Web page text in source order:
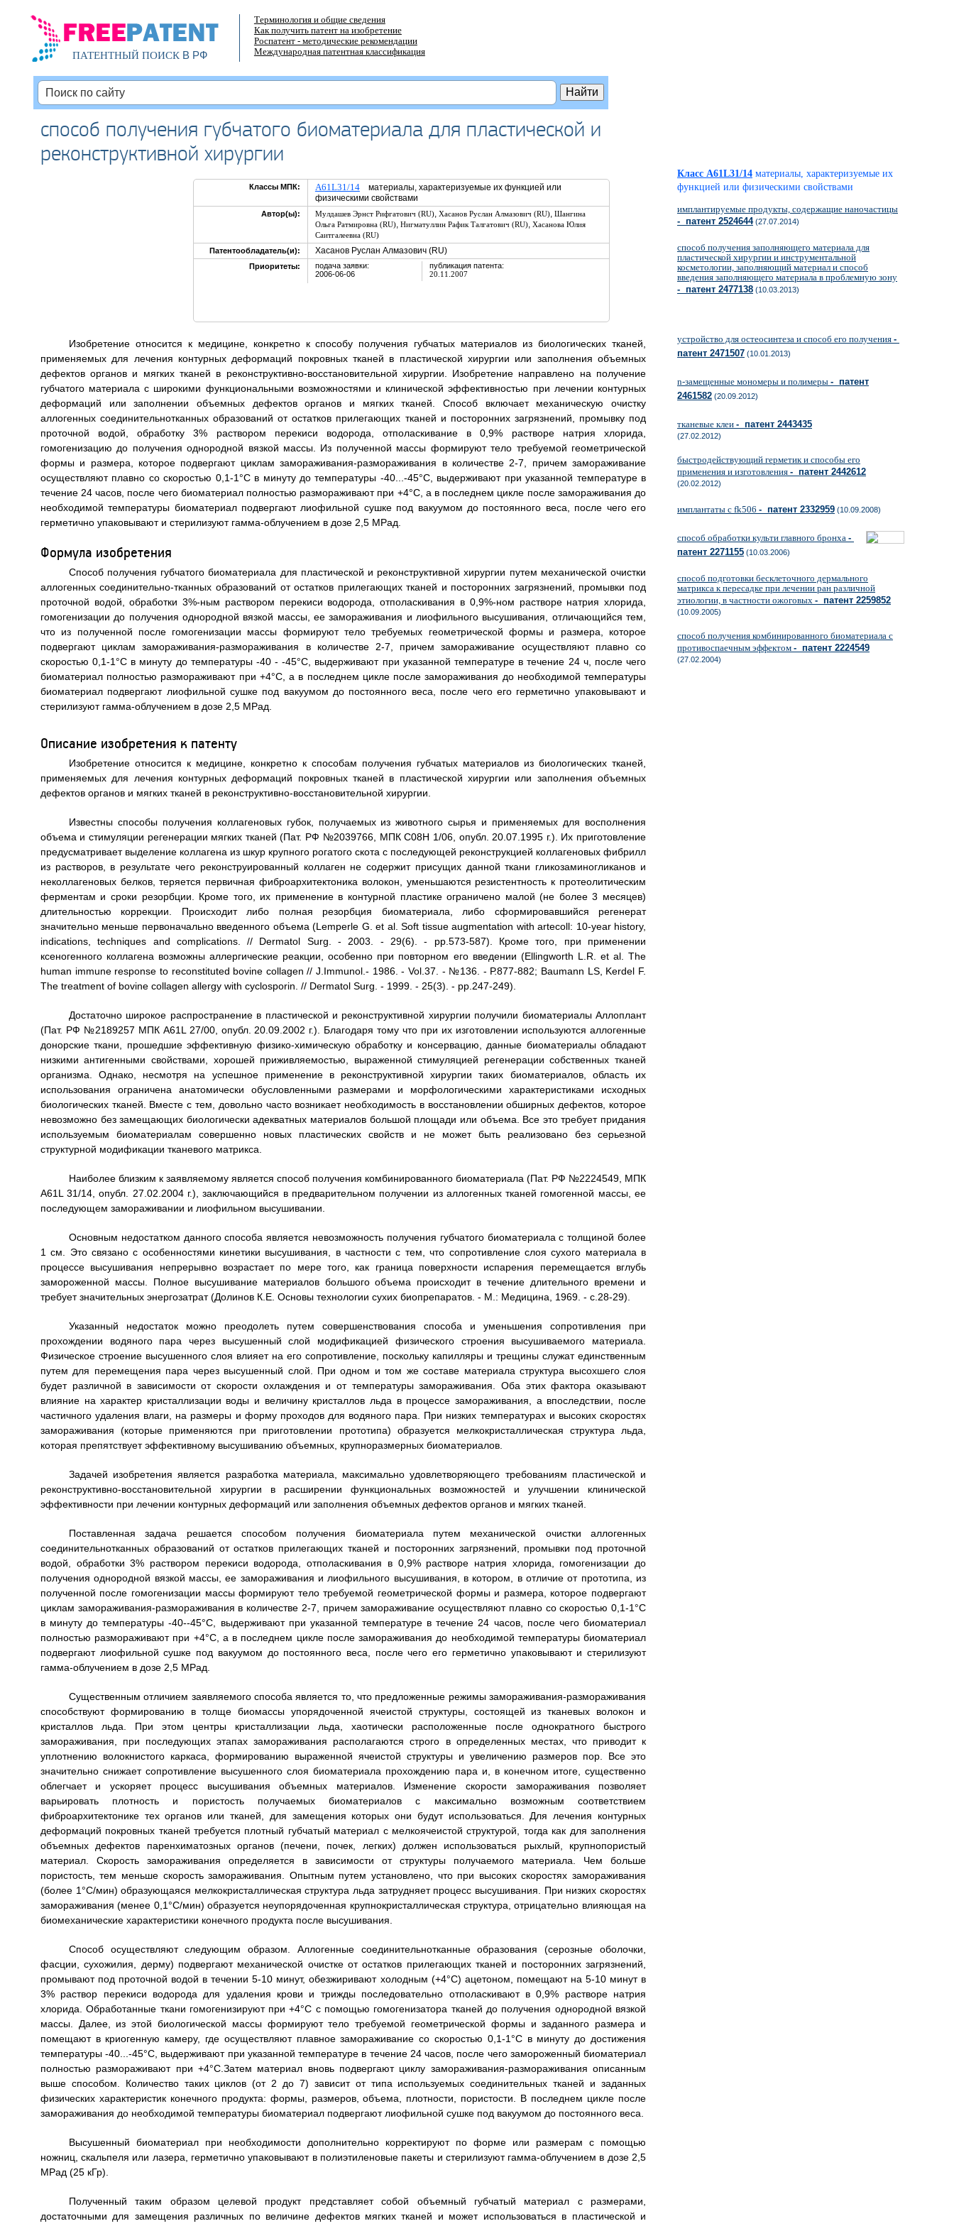
ПАТЕНТНЫЙ ПОИСКВ РФ
Терминология и общие сведения
Как получить патент на изобретение
Роспатент - методические рекомендации
Международная патентная классификация
способ получения губчатого биоматериала для пластической и
реконструктивной хирургии
Классы МПК: A61L31/14материалы, характеризуемые их функцией или
физическими свойствами
Автор(ы): Мулдашев Эрнст Рифгатович (RU), Хасанов Руслан Алмазович (RU), Шангина
Ольга Ратмировна (RU), Нигматуллин Рафик Талгатович (RU), Хасанова Юлия
Саитгалеевна (RU)
Патентообладатель(и):
Хасанов Руслан Алмазович (RU)
Приоритеты:
подача заявки:
2006-06-06
публикация патента:
20.11.2007
Изобретение относится к медицине, конкретно к способу получения губчатых материалов из биологических тканей,
применяемых для лечения контурных деформаций покровных тканей в пластической хирургии или заполнения объемных
дефектов органов и мягких тканей в реконструктивно-восстановительной хирургии. Изобретение направлено на получение
губчатого материала с широкими функциональными возможностями и клинической эффективностью при лечении контурных
деформаций или заполнении объемных дефектов органов и мягких тканей. Способ включает механическую очистку
аллогенных соединительнотканных образований от остатков прилегающих тканей и посторонних загрязнений, промывку под
проточной водой, обработку 3% раствором перекиси водорода, отполаскивание в 0,9% растворе натрия хлорида,
гомогенизацию до получения однородной вязкой массы. Из полученной массы формируют тело требуемой геометрической
формы и размера, которое подвергают циклам замораживания-размораживания в количестве 2-7, причем замораживание
осуществляют плавно со скоростью 0,1-1°С в минуту до температуры -40...-45°С, выдерживают при указанной температуре в
течение 24 часов, после чего биоматериал полностью размораживают при +4°С, а в последнем цикле после замораживания до
необходимой температуры биоматериал подвергают лиофильной сушке под вакуумом до постоянного веса, после чего его
герметично упаковывают и стерилизуют гамма-облучением в дозе 2,5 МРад.
Формула изобретения
Способ получения губчатого биоматериала для пластической и реконструктивной хирургии путем механической очистки
аллогенных соединительно-тканных образований от остатков прилегающих тканей и посторонних загрязнений, промывки под
проточной водой, обработки 3%-ным раствором перекиси водорода, отполаскивания в 0,9%-ном растворе натрия хлорида,
гомогенизации до получения однородной вязкой массы, ее замораживания и лиофильного высушивания, отличающийся тем,
что из полученной после гомогенизации массы формируют тело требуемых геометрической формы и размера, которое
подвергают циклам замораживания-размораживания в количестве 2-7, причем замораживание осуществляют плавно со
скоростью 0,1-1°С в минуту до температуры -40 - -45°С, выдерживают при указанной температуре в течение 24 ч, после чего
биоматериал полностью размораживают при +4°С, а в последнем цикле после замораживания до необходимой температуры
биоматериал подвергают лиофильной сушке под вакуумом до постоянного веса, после чего его герметично упаковывают и
стерилизуют гамма-облучением в дозе 2,5 МРад.
Описание изобретения к патенту
Изобретение относится к медицине, конкретно к способам получения губчатых материалов из биологических тканей,
применяемых для лечения контурных деформаций покровных тканей в пластической хирургии или заполнения объемных
дефектов органов и мягких тканей в реконструктивно-восстановительной хирургии.
Известны способы получения коллагеновых губок, получаемых из животного сырья и применяемых для восполнения
объема и стимуляции регенерации мягких тканей (Пат. РФ №2039766, МПК С08Н 1/06, опубл. 20.07.1995 г.). Их приготовление
предусматривает выделение коллагена из шкур крупного рогатого скота с последующей реконструкцией коллагеновых фибрилл
из растворов, в результате чего реконструированный коллаген не содержит присущих данной ткани гликозаминогликанов и
неколлагеновых белков, теряется первичная фиброархитектоника волокон, уменьшаются резистентность к протеолитическим
ферментам и сроки резорбции. Кроме того, их применение в контурной пластике ограничено малой (не более 3 месяцев)
длительностью коррекции. Происходит либо полная резорбция биоматериала, либо сформировавшийся регенерат
значительно меньше первоначально введенного объема (Lemperle G. et al. Soft tissue augmentation with artecoll: 10-year history,
indications, techniques and complications. // Dermatol Surg. - 2003. - 29(6). - pp.573-587). Кроме того, при применении
ксеногенного коллагена возможны аллергические реакции, особенно при повторном его введении (Ellingworth L.R. et al. The
human immune response to reconstituted bovine collagen // J.Immunol.- 1986. - Vol.37. - №136. - Р.877-882; Baumann LS, Kerdel F.
The treatment of bovine collagen allergy with cyclosporin. // Dermatol Surg. - 1999. - 25(3). - pp.247-249).
Достаточно широкое распространение в пластической и реконструктивной хирургии получили биоматериалы Аллоплант
(Пат. РФ №2189257 МПК A61L 27/00, опубл. 20.09.2002 г.). Благодаря тому что при их изготовлении используются аллогенные
донорские ткани, прошедшие эффективную физико-химическую обработку и консервацию, данные биоматериалы обладают
низкими антигенными свойствами, хорошей приживляемостью, выраженной стимуляцией регенерации собственных тканей
организма. Однако, несмотря на успешное применение в реконструктивной хирургии таких биоматериалов, область их
использования ограничена анатомически обусловленными размерами и морфологическими характеристиками исходных
биологических тканей. Вместе с тем, довольно часто возникает необходимость в восстановлении обширных дефектов, которое
невозможно без замещающих биологически адекватных материалов большой площади или объема. Все это требует придания
используемым биоматериалам совершенно новых пластических свойств и не может быть реализовано без серьезной
структурной модификации тканевого матрикса.
Наиболее близким к заявляемому является способ получения комбинированного биоматериала (Пат. РФ №2224549, МПК
A61L 31/14, опубл. 27.02.2004 г.), заключающийся в предварительном получении из аллогенных тканей гомогенной массы, ее
последующем замораживании и лиофильном высушивании.
Основным недостатком данного способа является невозможность получения губчатого биоматериала с толщиной более
1 см. Это связано с особенностями кинетики высушивания, в частности с тем, что сопротивление слоя сухого материала в
процессе высушивания непрерывно возрастает по мере того, как граница поверхности испарения перемещается вглубь
замороженной массы. Полное высушивание материалов большого объема происходит в течение длительного времени и
требует значительных энергозатрат (Долинов К.Е. Основы технологии сухих биопрепаратов. - М.: Медицина, 1969. - с.28-29).
Указанный недостаток можно преодолеть путем совершенствования способа и уменьшения сопротивления при
прохождении водяного пара через высушенный слой модификацией физического строения высушиваемого материала.
Физическое строение высушенного слоя влияет на его сопротивление, поскольку капилляры и трещины служат единственным
путем для перемещения пара через высушенный слой. При одном и том же составе материала структура высохшего слоя
будет различной в зависимости от скорости охлаждения и от температуры замораживания. Оба этих фактора оказывают
влияние на характер кристаллизации воды и величину кристаллов льда в процессе замораживания, а впоследствии, после
частичного удаления влаги, на размеры и форму проходов для водяного пара. При низких температурах и высоких скоростях
замораживания (которые применяются при приготовлении прототипа) образуется мелкокристаллическая структура льда,
которая препятствует эффективному высушиванию объемных, крупноразмерных биоматериалов.
Задачей изобретения является разработка материала, максимально удовлетворяющего требованиям пластической и
реконструктивно-восстановительной хирургии в расширении функциональных возможностей и улучшении клинической
эффективности при лечении контурных деформаций или заполнения объемных дефектов органов и мягких тканей.
Поставленная задача решается способом получения биоматериала путем механической очистки аллогенных
соединительнотканных образований от остатков прилегающих тканей и посторонних загрязнений, промывки под проточной
водой, обработки 3% раствором перекиси водорода, отполаскивания в 0,9% растворе натрия хлорида, гомогенизации до
получения однородной вязкой массы, ее замораживания и лиофильного высушивания, в котором, в отличие от прототипа, из
полученной после гомогенизации массы формируют тело требуемой геометрической формы и размера, которое подвергают
циклам замораживания-размораживания в количестве 2-7, причем замораживание осуществляют плавно со скоростью 0,1-1°С
в минуту до температуры -40--45°С, выдерживают при указанной температуре в течение 24 часов, после чего биоматериал
полностью размораживают при +4°С, а в последнем цикле после замораживания до необходимой температуры биоматериал
подвергают лиофильной сушке под вакуумом до постоянного веса, после чего его герметично упаковывают и стерилизуют
гамма-облучением в дозе 2,5 МРад.
Существенным отличием заявляемого способа является то, что предложенные режимы замораживания-размораживания
способствуют формированию в толще биомассы упорядоченной ячеистой структуры, состоящей из тканевых волокон и
кристаллов льда. При этом центры кристаллизации льда, хаотически расположенные после однократного быстрого
замораживания, при последующих этапах замораживания располагаются строго в определенных местах, что приводит к
уплотнению волокнистого каркаса, формированию выраженной ячеистой структуры и увеличению размеров пор. Все это
значительно снижает сопротивление высушенного слоя биоматериала прохождению пара и, в конечном итоге, существенно
облегчает и ускоряет процесс высушивания объемных материалов. Изменение скорости замораживания позволяет
варьировать плотность и пористость получаемых биоматериалов с максимально возможным соответствием
фиброархитектонике тех органов или тканей, для замещения которых они будут использоваться. Для лечения контурных
деформаций покровных тканей требуется плотный губчатый материал с мелкоячеистой структурой, тогда как для заполнения
объемных дефектов паренхиматозных органов (печени, почек, легких) должен использоваться рыхлый, крупнопористый
материал. Скорость замораживания определяется в зависимости от структуры получаемого материала. Чем больше
пористость, тем меньше скорость замораживания. Опытным путем установлено, что при высоких скоростях замораживания
(более 1°С/мин) образующаяся мелкокристаллическая структура льда затрудняет процесс высушивания. При низких скоростях
замораживания (менее 0,1°С/мин) образуется неупорядоченная крупнокристаллическая структура, отрицательно влияющая на
биомеханические характеристики конечного продукта после высушивания.
Способ осуществляют следующим образом. Аллогенные соединительнотканные образования (серозные оболочки,
фасции, сухожилия, дерму) подвергают механической очистке от остатков прилегающих тканей и посторонних загрязнений,
промывают под проточной водой в течении 5-10 минут, обезжиривают холодным (+4°С) ацетоном, помещают на 5-10 минут в
3% раствор перекиси водорода для удаления крови и трижды последовательно отполаскивают в 0,9% растворе натрия
хлорида. Обработанные ткани гомогенизируют при +4°С с помощью гомогенизатора тканей до получения однородной вязкой
массы. Далее, из этой биологической массы формируют тело требуемой геометрической формы и заданного размера и
помещают в криогенную камеру, где осуществляют плавное замораживание со скоростью 0,1-1°С в минуту до достижения
температуры -40...-45°С, выдерживают при указанной температуре в течение 24 часов, после чего замороженный биоматериал
полностью размораживают при +4°С.Затем материал вновь подвергают циклу замораживания-размораживания описанным
выше способом. Количество таких циклов (от 2 до 7) зависит от типа используемых соединительных тканей и заданных
физических характеристик конечного продукта: формы, размеров, объема, плотности, пористости. В последнем цикле после
замораживания до необходимой температуры биоматериал подвергают лиофильной сушке под вакуумом до постоянного веса.
Высушенный биоматериал при необходимости дополнительно корректируют по форме или размерам с помощью
ножниц, скальпеля или лазера, герметично упаковывают в полиэтиленовые пакеты и стерилизуют гамма-облучением в дозе 2,5
МРад (25 кГр).
Полученный таким образом целевой продукт представляет собой объемный губчатый материал с размерами,
достаточными для замещения различных по величине дефектов мягких тканей и может использоваться в пластической и
Класс A61L31/14 материалы, характеризуемые их
функцией или физическими свойствами
имплантируемые продукты, содержащие наночастицы
- патент 2524644(27.07.2014)
способ получения заполняющего материала для
пластической хирургии и инструментальной
косметологии, заполняющий материал и способ
введения заполняющего материала в проблемную зону
- патент 2477138 (10.03.2013)
устройство для остеосинтеза и способ его получения -
патент 2471507 (10.01.2013)
n-замещенные мономеры и полимеры - патент
2461582 (20.09.2012)
тканевые клеи - патент 2443435
(27.02.2012)
быстродействующий герметик и способы его
применения и изготовления - патент 2442612
(20.02.2012)
имплантаты с fk506 - патент 2332959 (10.09.2008)
способ обработки культи главного бронха -
патент 2271155 (10.03.2006)
способ подготовки бесклеточного дермального
матрикса к пересадке при лечении ран различной
этиологии, в частности ожоговых - патент 2259852
(10.09.2005)
способ получения комбинированного биоматериала с
противоспаечным эффектом - патент 2224549
(27.02.2004)